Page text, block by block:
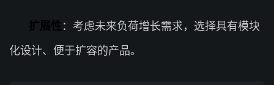
扩展性：考虑未来负荷增长需求，选择具有模块
化设计、便于扩容的产品。